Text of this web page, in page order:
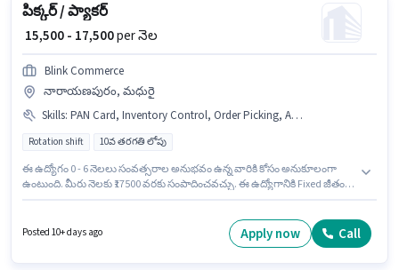
పిక్కర్ / ప్యాకర్
₹ 15,500 - 17,500per నెల
Blink Commerce
నారాయణపురం, మధురై
Skills: PAN Card, Inventory Control, Order Picking, Aadhar Card, Bank Account, Order Processing, Packaging and Sorting
Rotation shift 10వ తరగతి లోపు
ఈ ఉద్యోగం 0 - 6 నెలలు సంవత్సరాల అనుభవం ఉన్న వారికి కోసం అనుకూలంగా
ఉంటుంది. మీరు నెలకు ₹17500 వరకు సంపాదించవచ్చు. ఈ ఉద్యోగానికి Fixed జీతం
లు ఉద్యోగ స్థాయి మరియు కంపెనీ పాలసీలపై ఆధారపడి ఇప్పించబడతాయి. ఈ ఖాళీ
నారాయణపురం, మధురై లో ఉంది. ఈ ఉద్యోగానికి అభ్యర్థి వద్ద Inventory Control,
Posted 10+ days ago Apply now Call